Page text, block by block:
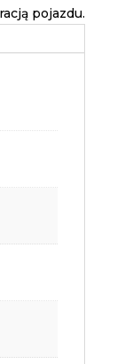
pojazdu.